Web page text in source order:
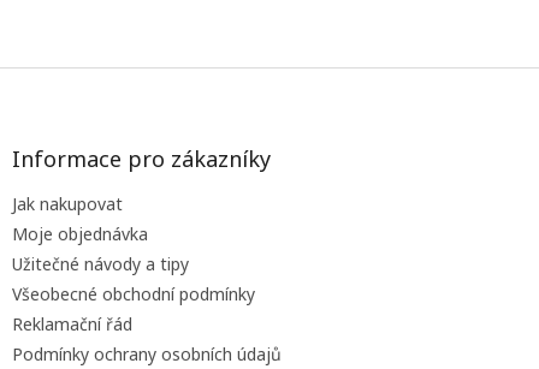
Z
Informace pro zákazníky
Jak nakupovat
Moje objednávka
Užitečné návody a tipy
Všeobecné obchodní podmínky
Reklamační řád
Podmínky ochrany osobních údajů